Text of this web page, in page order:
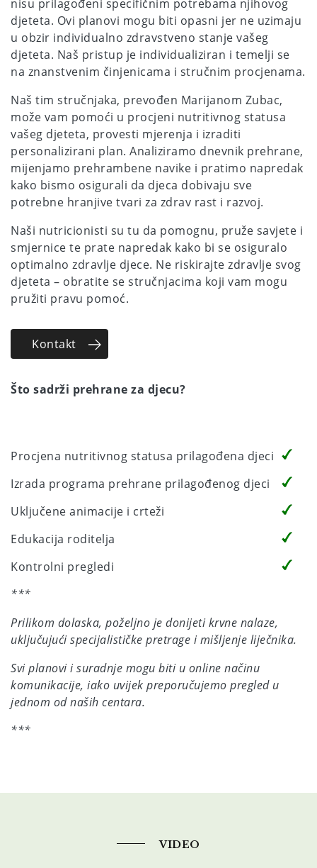
nisu prilagođeni specifičnim potrebama njihovog
djeteta. Ovi planovi mogu biti opasni jer ne uzimaju
u obzir individualno zdravstveno stanje vašeg
djeteta. Naš pristup je individualiziran i temelji se
na znanstvenim činjenicama i stručnim procjenama.
Naš tim stručnjaka, prevođen Marijanom Zubac,
može vam pomoći u procjeni nutritivnog statusa
vašeg djeteta, provesti mjerenja i izraditi
personalizirani plan. Analiziramo dnevnik prehrane,
mijenjamo prehrambene navike i pratimo napredak
kako bismo osigurali da djeca dobivaju sve
potrebne hranjive tvari za zdrav rast i razvoj.
Naši nutricionisti su tu da pomognu, pruže savjete i
smjernice te prate napredak kako bi se osiguralo
optimalno zdravlje djece. Ne riskirajte zdravlje svog
djeteta – obratite se stručnjacima koji vam mogu
pružiti pravu pomoć.
Kontakt
Što sadrži prehrane za djecu?
Procjena nutritivnog statusa prilagođena djeci
Izrada programa prehrane prilagođenog djeci
Uključene animacije i crteži
Edukacija roditelja
Kontrolni pregledi
***
Prilikom dolaska, poželjno je donijeti krvne nalaze,
uključujući specijalističke pretrage i mišljenje liječnika.
Svi planovi i suradnje mogu biti u online načinu
komunikacije, iako uvijek preporučujemo pregled u
jednom od naših centara.
***
VIDEO